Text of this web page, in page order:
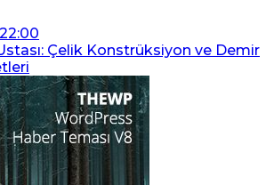
Çelik Konstrüksiyon ve Demir